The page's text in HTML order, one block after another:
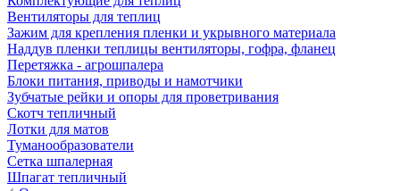
Вентиляторы для теплиц
Зажим для крепления пленки и укрывного материала
Наддув пленки теплицы вентиляторы, гофра, фланец
Перетяжка - агрошпалера
Блоки питания, приводы и намотчики
Зубчатые рейки и опоры для проветривания
Скотч тепличный
Лотки для матов
Туманообразователи
Сетка шпалерная
Шпагат тепличный